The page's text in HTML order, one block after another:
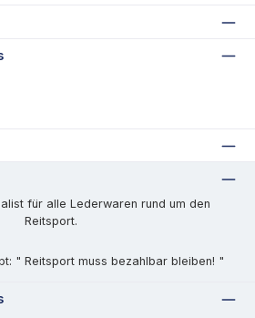
für alle Lederwaren rund um den
Reitsport.
" Reitsport muss bezahlbar bleiben! "